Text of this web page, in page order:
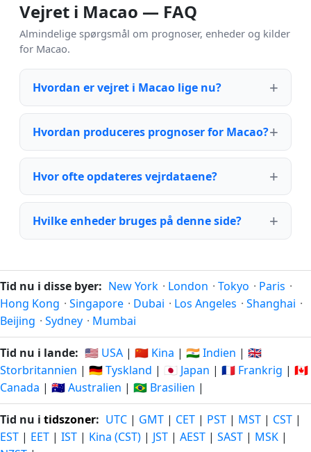
Vejret i Macao — FAQ
Almindelige spørgsmål om prognoser, enheder og kilder
for Macao.
Hvordan er vejret i Macao lige nu?
Hvordan produceres prognoser for Macao?
Hvor ofte opdateres vejrdataene?
Hvilke enheder bruges på denne side?
Tid nu i disse byer: New York · London · Tokyo · Paris ·
Hong Kong · Singapore · Dubai · Los Angeles · Shanghai ·
Beijing · Sydney · Mumbai
Tid nu i lande: 🇺🇸 USA | 🇨🇳 Kina | 🇮🇳 Indien | 🇬🇧
Storbritannien | 🇩🇪 Tyskland | 🇯🇵 Japan | 🇫🇷 Frankrig | 🇨🇦
Canada | 🇦🇺 Australien | 🇧🇷 Brasilien |
Tid nu i tidszoner: UTC | GMT | CET | PST | MST | CST |
EST | EET | IST | Kina (CST) | JST | AEST | SAST | MSK |